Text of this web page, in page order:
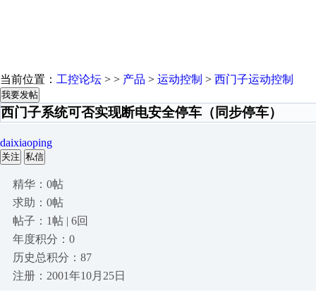
当前位置： 工控论坛 > > 产品 > 运动控制 > 西门子运动控制
我要发帖
西门子系统可否实现断电安全停车（同步停车）
daixiaoping
关注 私信
精华：0帖
求助：0帖
帖子：1帖 | 6回
年度积分：0
历史总积分：87
注册：2001年10月25日